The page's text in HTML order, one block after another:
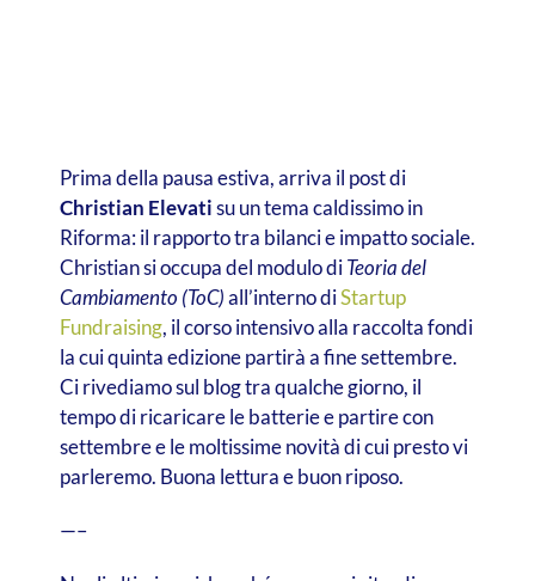
Prima della pausa estiva, arriva il post di
Christian Elevatisu un tema caldissimo in
Riforma: il rapporto tra bilanci e impatto sociale.
Christian si occupa del modulo diTeoria del
Cambiamento (ToC)all’interno diStartup
Fundraising, il corso intensivo alla raccolta fondi
la cui quinta edizione partirà a fine settembre.
Ci rivediamo sul blog tra qualche giorno, il
tempo di ricaricare le batterie e partire con
settembre e le moltissime novità di cui presto vi
parleremo. Buona lettura e buon riposo.
—–